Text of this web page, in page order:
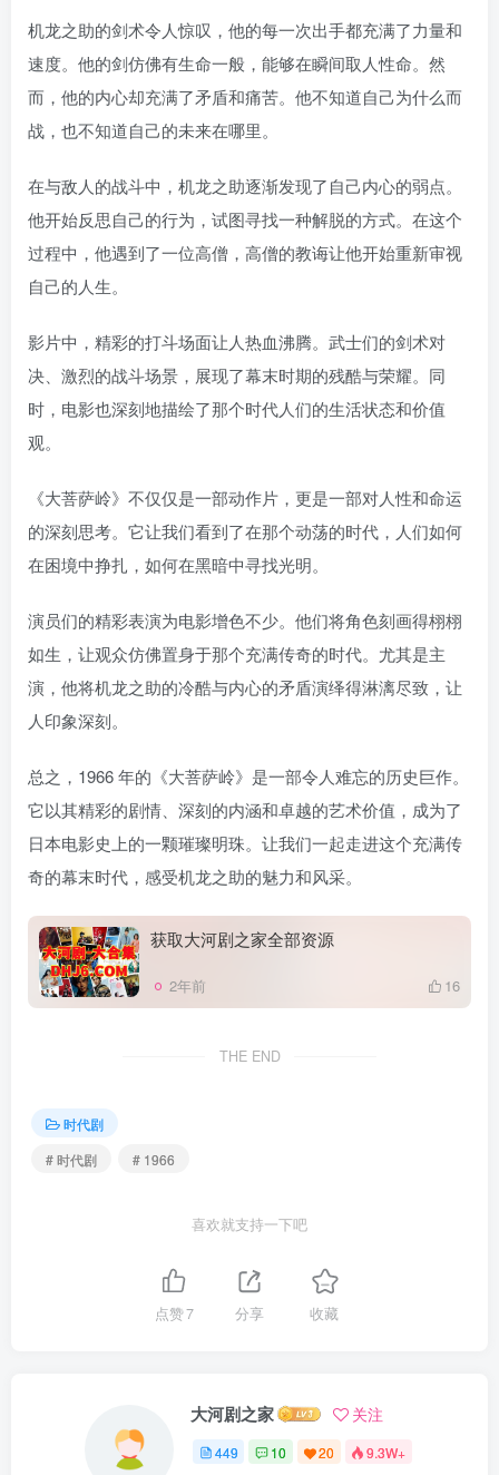
机龙之助的剑术令人惊叹，他的每一次出手都充满了力量和
速度。他的剑仿佛有生命一般，能够在瞬间取人性命。然
而，他的内心却充满了矛盾和痛苦。他不知道自己为什么而
战，也不知道自己的未来在哪里。
在与敌人的战斗中，机龙之助逐渐发现了自己内心的弱点。
他开始反思自己的行为，试图寻找一种解脱的方式。在这个
过程中，他遇到了一位高僧，高僧的教诲让他开始重新审视
自己的人生。
影片中，精彩的打斗场面让人热血沸腾。武士们的剑术对
决、激烈的战斗场景，展现了幕末时期的残酷与荣耀。同
时，电影也深刻地描绘了那个时代人们的生活状态和价值
观。
《大菩萨岭》不仅仅是一部动作片，更是一部对人性和命运
的深刻思考。它让我们看到了在那个动荡的时代，人们如何
在困境中挣扎，如何在黑暗中寻找光明。
演员们的精彩表演为电影增色不少。他们将角色刻画得栩栩
如生，让观众仿佛置身于那个充满传奇的时代。尤其是主
演，他将机龙之助的冷酷与内心的矛盾演绎得淋漓尽致，让
人印象深刻。
总之，1966 年的《大菩萨岭》是一部令人难忘的历史巨作。
它以其精彩的剧情、深刻的内涵和卓越的艺术价值，成为了
日本电影史上的一颗璀璨明珠。让我们一起走进这个充满传
奇的幕末时代，感受机龙之助的魅力和风采。
获取大河剧之家全部资源
2年前 16
THE END
时代剧
# 时代剧
# 1966
喜欢就支持一下吧
点赞7 分享 收藏
大河剧之家 关注
449 10 20 9.3W+